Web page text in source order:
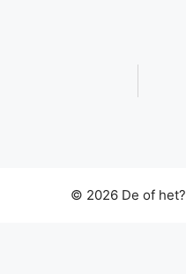
© 2026 De of het?